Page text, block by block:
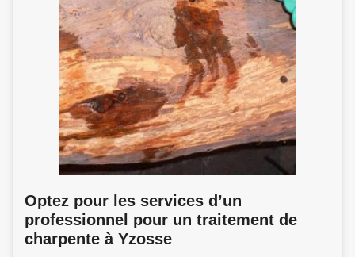
Optez pour les services d’un
professionnel pour un traitement de
charpente à Yzosse